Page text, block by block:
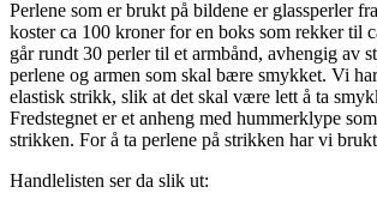
Perlene som er brukt på bildene er glassperler
koster ca 100 kroner for en boks som rekker til
går rundt 30 perler til et armbånd, avhengig av
perlene og armen som skal bære smykket. Vi
elastisk strikk, slik at det skal være lett å ta
Fredstegnet er et anheng med hummerklype
strikken. For å ta perlene på strikken har vi
Handlelisten ser da slik ut: